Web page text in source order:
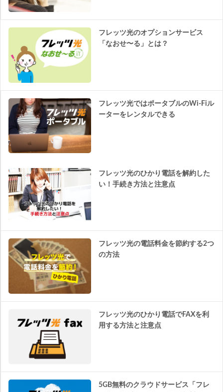
フレッツ光のオプションサービス
「なおせ〜る」とは？
フレッツ光ではポータブルのWi-Fiル
ーターをレンタルできる
フレッツ光のひかり電話を解約した
い！手続き方法と注意点
フレッツ光の電話料金を節約する2つ
の方法
フレッツ光のひかり電話でFAXを利
用する方法と注意点
5GB無料のクラウドサービス「フレ